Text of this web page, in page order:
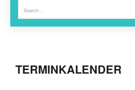
TERMINKALENDER